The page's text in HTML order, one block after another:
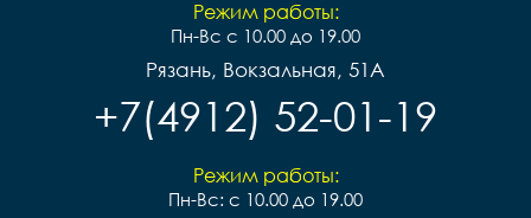
Режим работы:
Пн-Вс с 10.00 до 19.00
Рязань, Вокзальная, 51А
+7(4912) 52-01-19
Режим работы:
Пн-Вс: с 10.00 до 19.00